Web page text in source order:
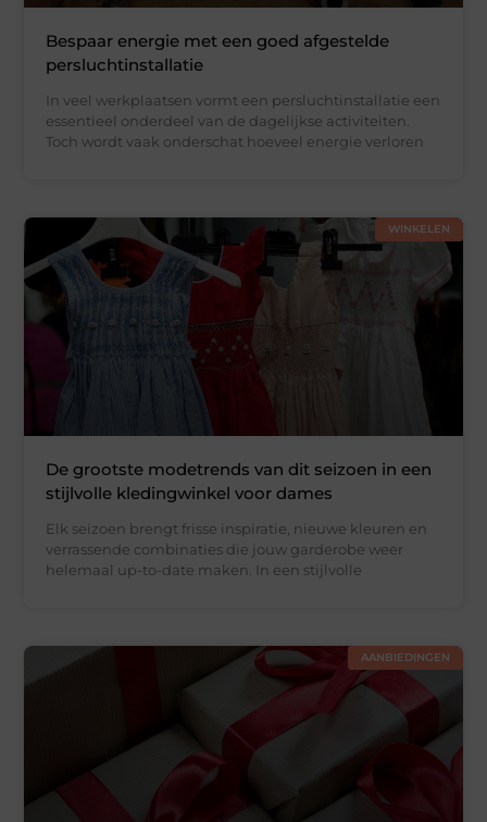
Bespaar energie met een goed afgestelde
persluchtinstallatie
In veel werkplaatsen vormt een persluchtinstallatie een
essentieel onderdeel van de dagelijkse activiteiten.
Toch wordt vaak onderschat hoeveel energie verloren
WINKELEN
De grootste modetrends van dit seizoen in een
stijlvolle kledingwinkel voor dames
Elk seizoen brengt frisse inspiratie, nieuwe kleuren en
verrassende combinaties die jouw garderobe weer
helemaal up-to-date maken. In een stijlvolle
AANBIEDINGEN